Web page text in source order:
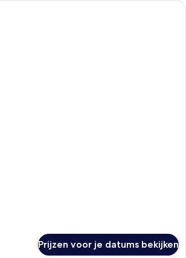
Prijzen voor je datums bekijken